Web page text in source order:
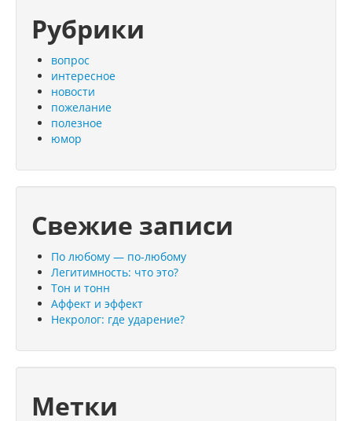
Рубрики
вопрос
интересное
новости
пожелание
полезное
юмор
Свежие записи
По любому — по-любому
Легитимность: что это?
Тон и тонн
Аффект и эффект
Некролог: где ударение?
Метки